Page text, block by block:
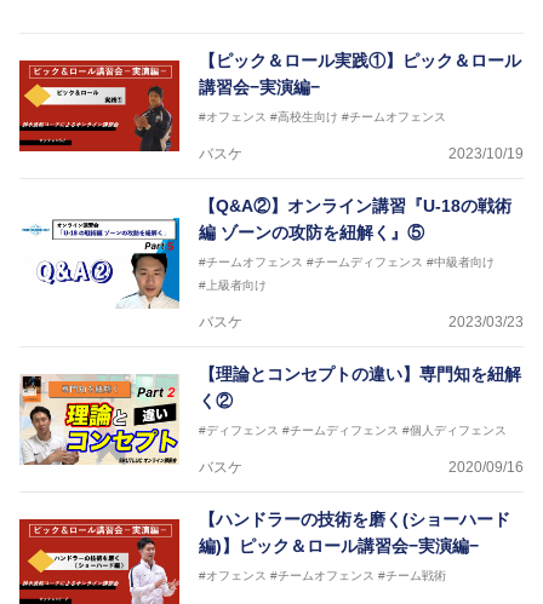
2016年U12ナショナルキャンプヘッドコーチ
2016年U13ナショナルキャンプヘッドコーチ
2016年男子日本代表サポートコーチ
2017年U12ナショナルキャンプヘッドコーチ
2017年U13ナショナルキャンプヘッドコーチ
2017年男子日本代表サポートコーチ
リーコーチ
2018年U12ナショナルキャンプヘッドコーチ
2018年U13ナショナルキャンプヘッドコーチ
2018年～2021年男子日本代表サポートコーチ
2021年～女子日本代表アシスタントコーチ
【ピック＆ロール実践①】ピック＆ロール
講習会−実演編−
#オフェンス #高校生向け #チームオフェンス
バスケ 2023/10/19
【Q&A②】オンライン講習『U-18の戦術
編 ゾーンの攻防を紐解く』⑤
#チームオフェンス #チームディフェンス #中級者向け
#上級者向け
バスケ 2023/03/23
【理論とコンセプトの違い】専門知を紐解
く②
#ディフェンス #チームディフェンス #個人ディフェンス
バスケ 2020/09/16
【ハンドラーの技術を磨く(ショーハード
編)】ピック＆ロール講習会−実演編−
#オフェンス #チームオフェンス #チーム戦術